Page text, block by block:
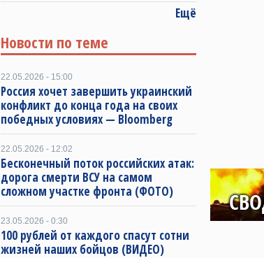
Ещё
Новости по теме
22.05.2026 - 15:00
Россия хочет завершить украинский
конфликт до конца года на своих
победных условиях — Bloomberg
22.05.2026 - 12:02
Бесконечный поток российских атак:
дорога смерти ВСУ на самом
сложном участке фронта (ФОТО)
23.05.2026 - 0:30
100 рублей от каждого спасут сотни
жизней наших бойцов (ВИДЕО)